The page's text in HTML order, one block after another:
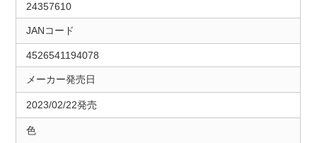
24357610
JANコード
4526541194078
メーカー発売日
2023/02/22発売
色